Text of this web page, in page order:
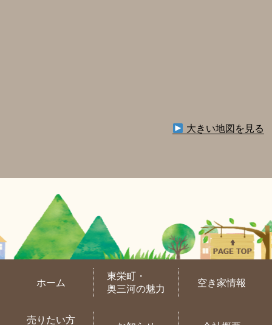
大きい地図を見る
ホーム
東栄町・
奥三河の魅力
空き家情報
売りたい方